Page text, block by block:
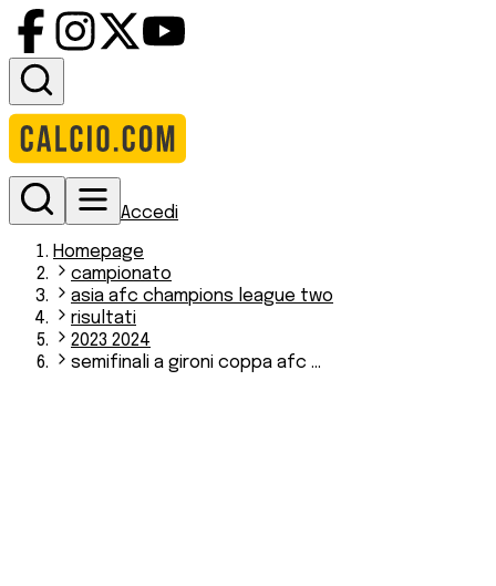
Accedi
Homepage
campionato
asia afc champions league two
risultati
2023 2024
semifinali a gironi coppa afc ...